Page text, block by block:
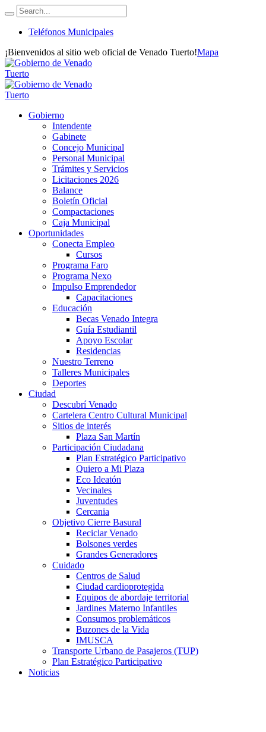
Teléfonos Municipales
¡Bienvenidos al sitio web oficial de Venado Tuerto!Mapa
Gobierno
Intendente
Gabinete
Concejo Municipal
Personal Municipal
Trámites y Servicios
Licitaciones 2026
Balance
Boletín Oficial
Compactaciones
Caja Municipal
Oportunidades
Conecta Empleo
Cursos
Programa Faro
Programa Nexo
Impulso Emprendedor
Capacitaciones
Educación
Becas Venado Integra
Guía Estudiantil
Apoyo Escolar
Residencias
Nuestro Terreno
Talleres Municipales
Deportes
Ciudad
Descubrí Venado
Cartelera Centro Cultural Municipal
Sitios de interés
Plaza San Martín
Participación Ciudadana
Plan Estratégico Participativo
Quiero a Mi Plaza
Eco Ideatón
Vecinales
Juventudes
Cercania
Objetivo Cierre Basural
Reciclar Venado
Bolsones verdes
Grandes Generadores
Cuidado
Centros de Salud
Ciudad cardioprotegida
Equipos de abordaje territorial
Jardines Materno Infantiles
Consumos problemáticos
Buzones de la Vida
IMUSCA
Transporte Urbano de Pasajeros (TUP)
Plan Estratégico Participativo
Noticias